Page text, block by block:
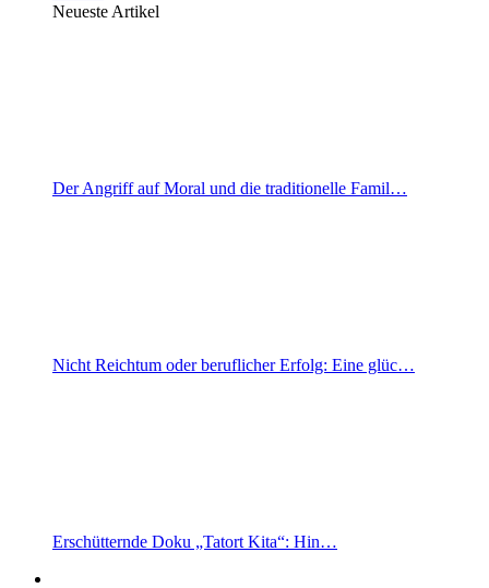
Neueste Artikel
Der Angriff auf Moral und die traditionelle Famil…
Nicht Reichtum oder beruflicher Erfolg: Eine glüc…
Erschütternde Doku „Tatort Kita“: Hin…